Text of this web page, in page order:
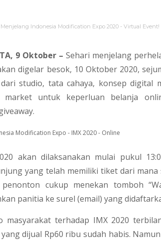
Menjelang Indonesia Modification Expo 2020 - Virtual Event!
9 Oktober – Sehari menjelang
digelar besok, 10 Oktober 2020,
studio, tata cahaya, konsep digital
market untuk keperluan belanja
Modification Expo - IMX 2020 - Online
akan dilaksanakan mulai pukul
yang telah memiliki tiket dari
penonton cukup menekan tomboh
panitia ke surel (email) yang
masyarakat terhadap IMX 2020
dijual Rp60 ribu sudah habis.